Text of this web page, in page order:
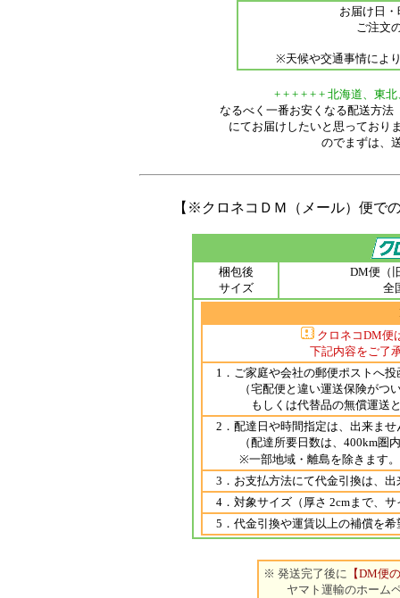
お届け日
ご注文
※天候や交通事情によ
+ + + + + + 北海道、東
なるべく一番お安くなる配送方法
にてお届けしたいと思っており
のでまずは、
【※クロネコＤＭ（メール）便で
梱包後
サイズ
DM便（
全
クロネコDM便
下記内容をご了承
1．ご家庭や会社の郵便ポストへ
（宅配便と違い運送保険がつい
もしくは代替品の無償運送とな
2．配達日や時間指定は、出来ませ
（配達所要日数は、400km圏内
※一部地域・離島を除きます。
3．お支払方法にて代金引換は、
4．対象サイズ（厚さ 2cmまで、
5．代金引換や運賃以上の補償を
※ 発送完了後に 【DM便
ヤマト運輸のホームペ